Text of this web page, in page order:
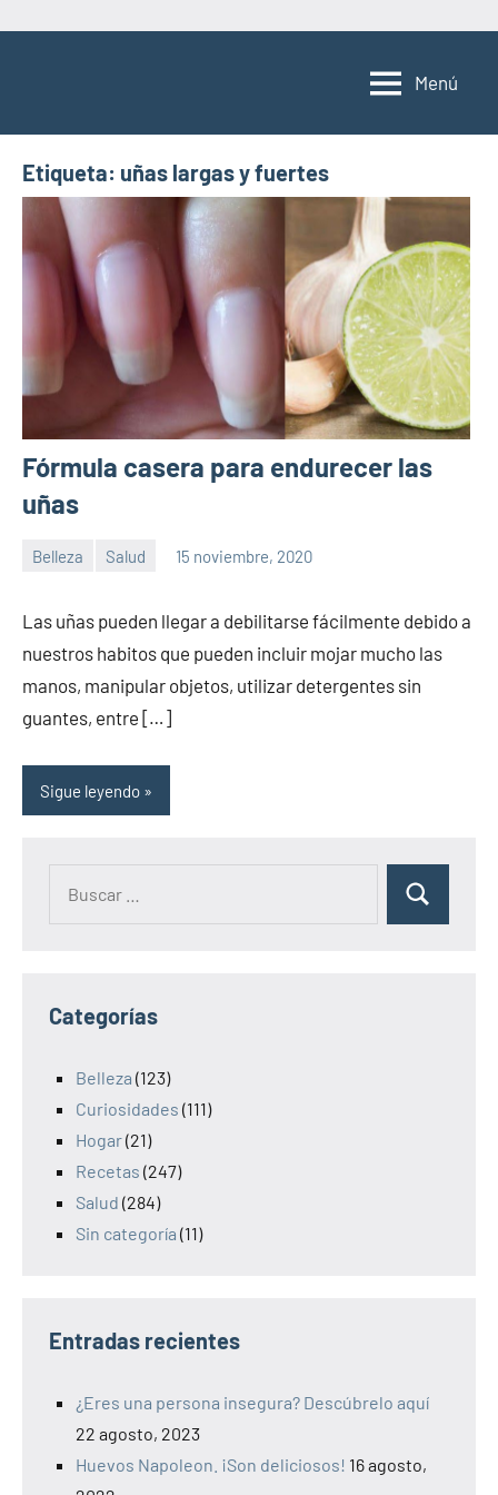
Menú
Etiqueta: uñas largas y fuertes
Fórmula casera para endurecer las
uñas
Belleza Salud 15 noviembre, 2020
la
salud
comentarios
Las uñas pueden llegar a debilitarse fácilmente debido a
nuestros habitos que pueden incluir mojar mucho las
manos, manipular objetos, utilizar detergentes sin
guantes, entre […]
Sigue leyendo
Categorías
Belleza (123)
Curiosidades (111)
Hogar(21)
Recetas (247)
Salud (284)
Sin categoría (11)
Entradas recientes
¿Eres una persona insegura? Descúbrelo aquí
22 agosto, 2023
Huevos Napoleon. ¡Son deliciosos! 16 agosto,